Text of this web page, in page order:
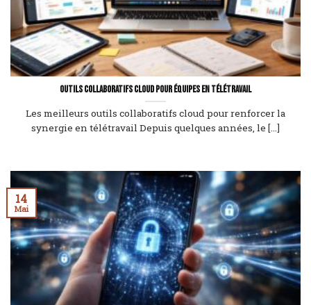
Outils collaboratifs cloud pour équipes en télétravail
Les meilleurs outils collaboratifs cloud pour renforcer la
synergie en télétravail Depuis quelques années, le [...]
14
Mai